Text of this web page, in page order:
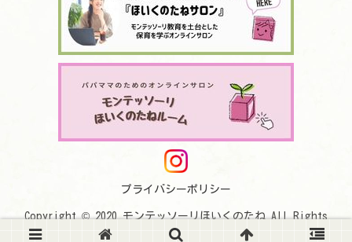
プライバシーポリシー
Copyright © 2020 モンテッソーリほいくのたね All Rights
Reserved.